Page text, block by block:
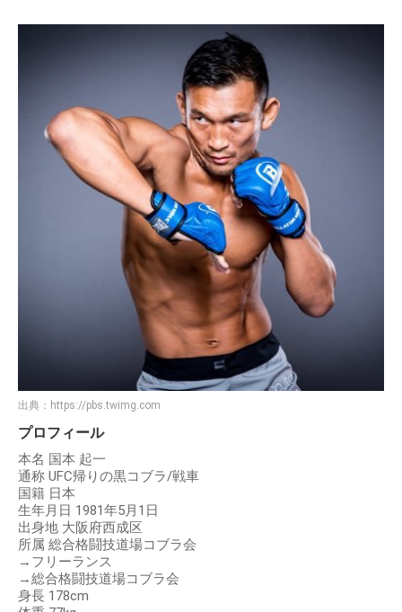
出典： https://pbs.twimg.com
プロフィール
本名 国本 起一
通称 UFC帰りの黒コブラ/戦車
国籍 日本
生年月日 1981年5月1日
出身地 大阪府西成区
所属 総合格闘技道場コブラ会
→フリーランス
→総合格闘技道場コブラ会
身長 178cm